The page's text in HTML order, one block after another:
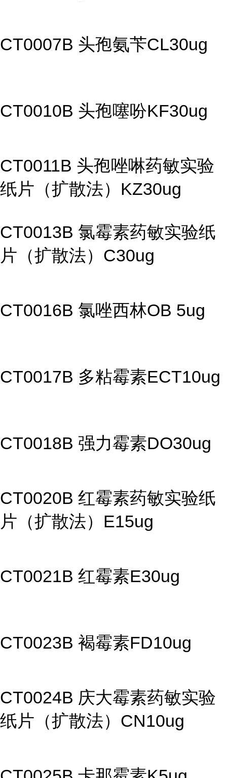
CT0007B 头孢氨苄CL30ug
CT0010B 头孢噻吩KF30ug
CT0011B 头孢唑啉药敏实验
纸片（扩散法）KZ30ug
CT0013B 氯霉素药敏实验纸
片（扩散法）C30ug
CT0016B 氯唑西林OB 5ug
CT0017B 多粘霉素ECT10ug
CT0018B 强力霉素DO30ug
CT0020B 红霉素药敏实验纸
片（扩散法）E15ug
CT0021B 红霉素E30ug
CT0023B 褐霉素FD10ug
CT0024B 庆大霉素药敏实验
纸片（扩散法）CN10ug